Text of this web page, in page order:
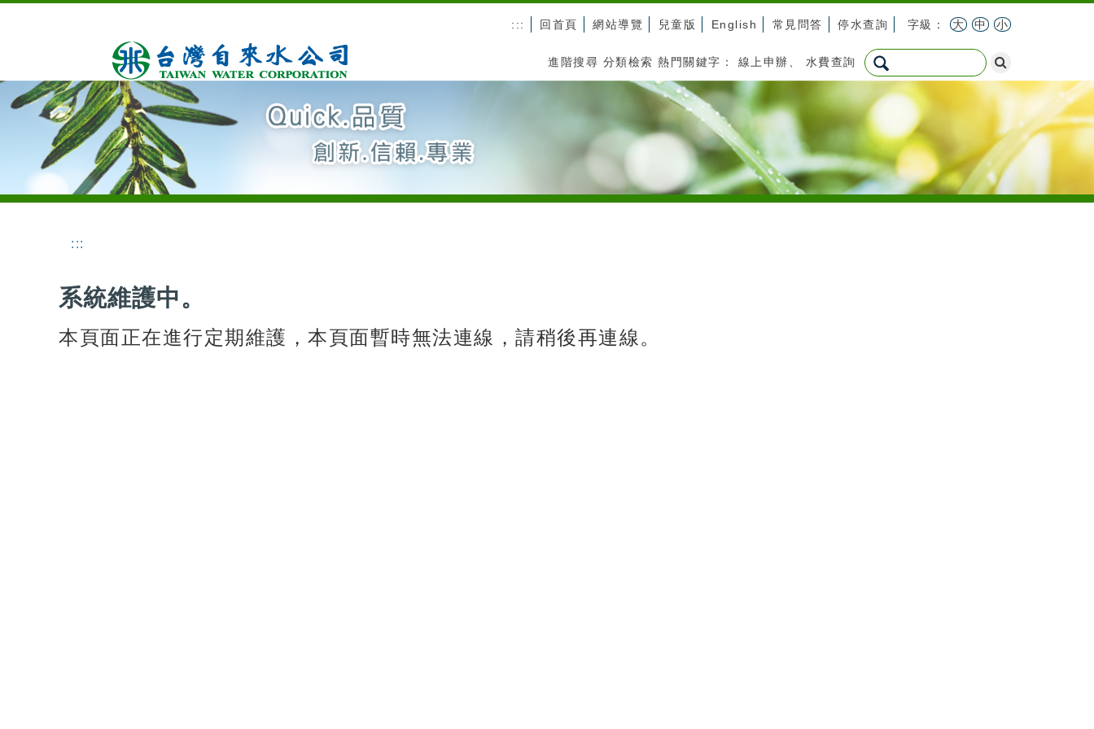
::: 回首頁 網站導覽 兒童版 English 常見問答 停水查詢 字級： 大 中 小
進階搜尋 分類檢索 熱門關鍵字： 線上申辦 水費查詢
:::
系統維護中。
本頁面正在進行定期維護，本頁面暫時無法連線，請稍後再連線。